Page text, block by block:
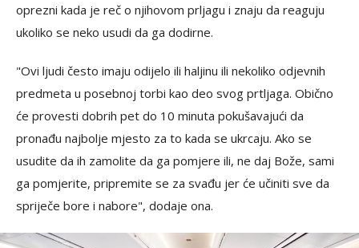
oprezni kada je reč o njihovom prljagu i znaju da reaguju
ukoliko se neko usudi da ga dodirne.
"Ovi ljudi često imaju odijelo ili haljinu ili nekoliko odjevnih
predmeta u posebnoj torbi kao deo svog prtljaga. Obično
će provesti dobrih pet do 10 minuta pokušavajući da
pronađu najbolje mjesto za to kada se ukrcaju. Ako se
usudite da ih zamolite da ga pomjere ili, ne daj Bože, sami
ga pomjerite, pripremite se za svađu jer će učiniti sve da
spriječe bore i nabore", dodaje ona.